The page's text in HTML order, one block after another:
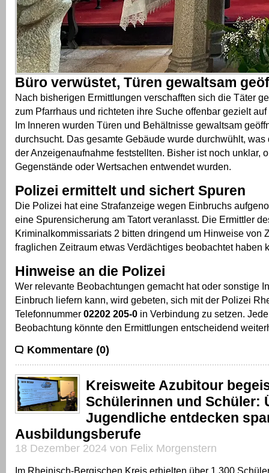
Büro verwüstet, Türen gewaltsam
Nach bisherigen Ermittlungen verschafften sich die Täter
zum Pfarrhaus und richteten ihre Suche offenbar gezielt
Im Inneren wurden Türen und Behältnisse gewaltsam
durchsucht. Das gesamte Gebäude wurde durchwühlt, was
der Anzeigenaufnahme feststellten. Bisher ist noch unklar,
Gegenstände oder Wertsachen entwendet wurden.
Polizei ermittelt und sichert Spuren
Die Polizei hat eine Strafanzeige wegen Einbruchs
eine Spurensicherung am Tatort veranlasst. Die Ermittler
Kriminalkommissariats 2 bitten dringend um Hinweise von
fraglichen Zeitraum etwas Verdächtiges beobachtet haben
Hinweise an die Polizei
Wer relevante Beobachtungen gemacht hat oder sonstige
Einbruch liefern kann, wird gebeten, sich mit der Polizei
Telefonnummer 02202 205-0 in Verbindung zu setzen.
Beobachtung könnte den Ermittlungen entscheidend
Kommentare (0)
Kreisweite Azubitour
Schülerinnen und Schüler:
Jugendliche entdecken
Ausbildungsberufe
18 Dezember 2024 von Felix Morgenstern
Im Rheinisch-Bergischen Kreis erhielten über 1.300